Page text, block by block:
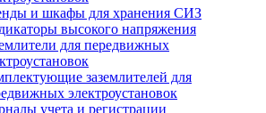
и шкафы для хранения СИЗ
высокого напряжения
для передвижных
заземлителей для
электроустановок
учета и регистрации